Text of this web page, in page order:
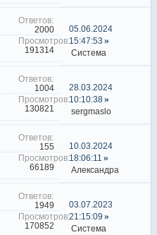
2000
191314
05.06.2024
15:47:53
Система
1004
130821
28.03.2024
10:10:38
sergmaslo
155
66189
10.03.2024
18:06:11
Александра
1949
170852
03.07.2023
21:15:09
Система